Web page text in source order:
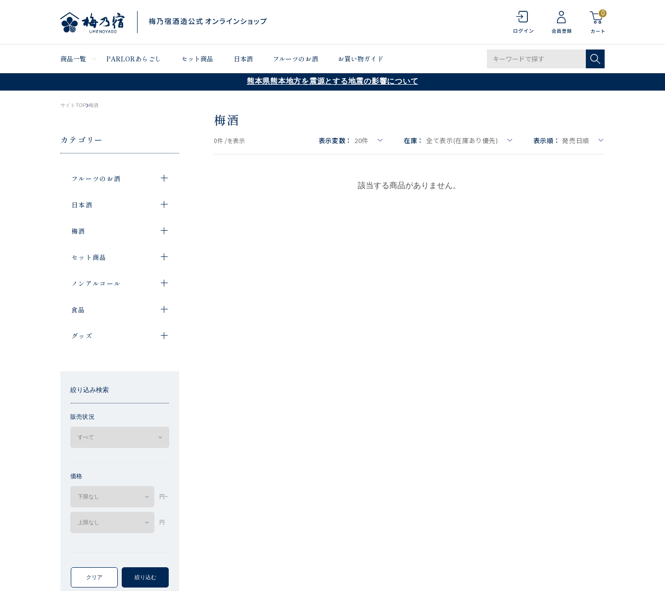
0
商品一覧 PARLORあらごし セット商品 日本酒 フルーツのお酒 お買い物ガイド
熊本県熊本地方を震源とする地震の影響について
サイトTOP 梅酒
カテゴリー
フルーツのお酒
日本酒
梅酒
セット商品
ノンアルコール
食品
グッズ
絞り込み検索
販売状況
価格
円~
円
クリア 絞り込む
梅酒
0件 /を表示 表示変数： 20件 在庫： 全て表示(在庫あり優先) 表示順： 発売日順
該当する商品がありません。